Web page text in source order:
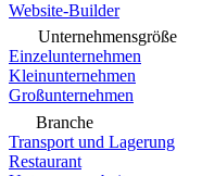
Website-Builder
Unternehmensgröße
Einzelunternehmen
Kleinunternehmen
Großunternehmen
Branche
Transport und Lagerung
Restaurant